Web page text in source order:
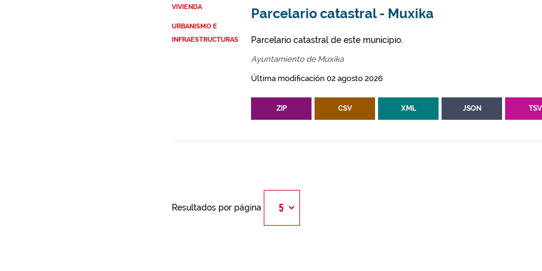
VIVIENDA
URBANISMO E
INFRAESTRUCTURAS
Parcelario catastral - Muxika
Parcelario catastral de este municipio.
Ayuntamiento de Muxika
Última modificación 02 agosto 2026
ZIP CSV XML JSON TSV
Resultados por página